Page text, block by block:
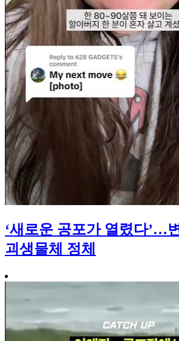
‘새로운 공포가 열렸다’…
괴생물체 정체